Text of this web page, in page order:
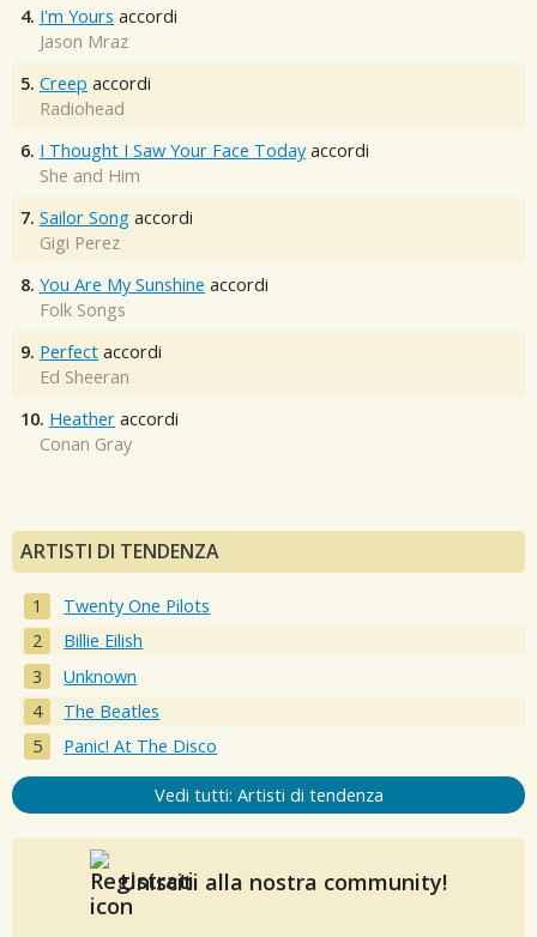
4. I'm Yours accordi
Jason Mraz
5. Creep accordi
Radiohead
6. I Thought I Saw Your Face Today accordi
She and Him
7. Sailor Song accordi
Gigi Perez
8. You Are My Sunshine accordi
Folk Songs
9. Perfect accordi
Ed Sheeran
10. Heather accordi
Conan Gray
ARTISTI DI TENDENZA
Twenty One Pilots
Billie Eilish
Unknown
The Beatles
Panic! At The Disco
Vedi tutti: Artisti di tendenza
Unisciti alla nostra community!